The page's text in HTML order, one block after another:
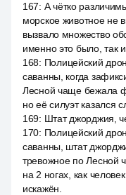
167: А чётко
морское животное не
вызвало множество
именно это было, так
168: Полицейский
саванны, когда
Лесной чаще бежала
но её силуэт казался
169: Штат джорджия,
170: Полицейский
саванны, штат
тревожное по Лесной
на 2 ногах, как
искажён.